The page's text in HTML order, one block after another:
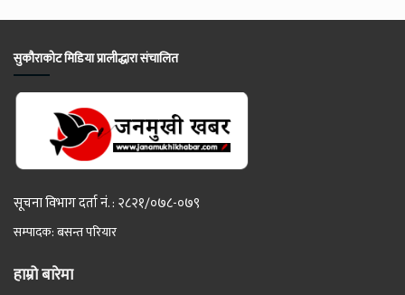
सुकौराकोट मिडिया प्रालीद्धारा संचालित
सूचना विभाग दर्ता नं. : २८२१/०७८-०७९
सम्पादक: बसन्त परियार
हाम्रो बारेमा